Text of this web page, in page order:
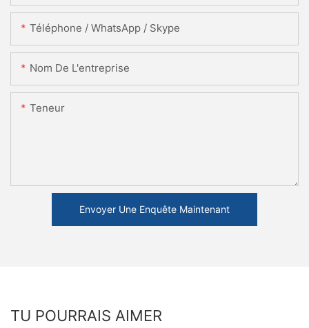
Téléphone / WhatsApp / Skype
Nom De L'entreprise
Teneur
Envoyer Une Enquête Maintenant
TU POURRAIS AIMER